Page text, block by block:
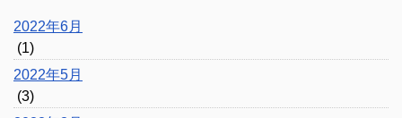
2022年6月
(1)
2022年5月
(3)